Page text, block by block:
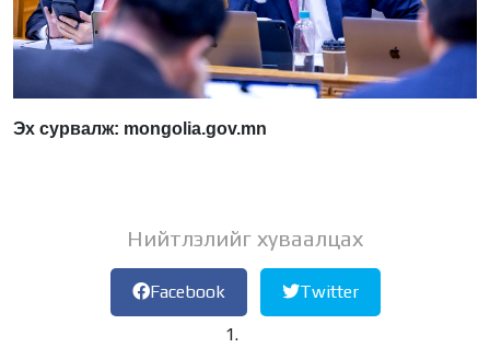
Эх сурвалж: mongolia.gov.mn
Нийтлэлийг хуваалцах
Facebook Twitter